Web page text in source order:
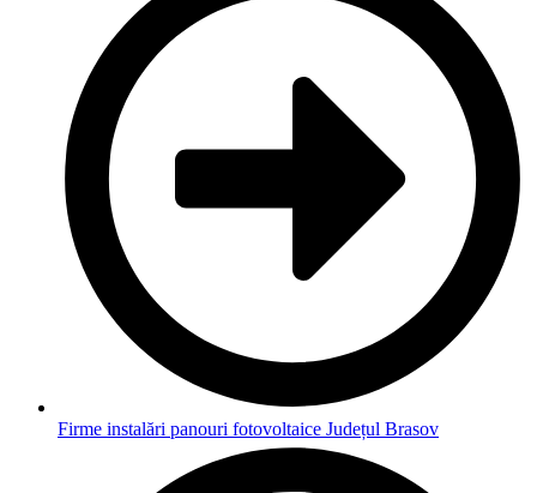
Firme instalări panouri fotovoltaice Județul Brasov